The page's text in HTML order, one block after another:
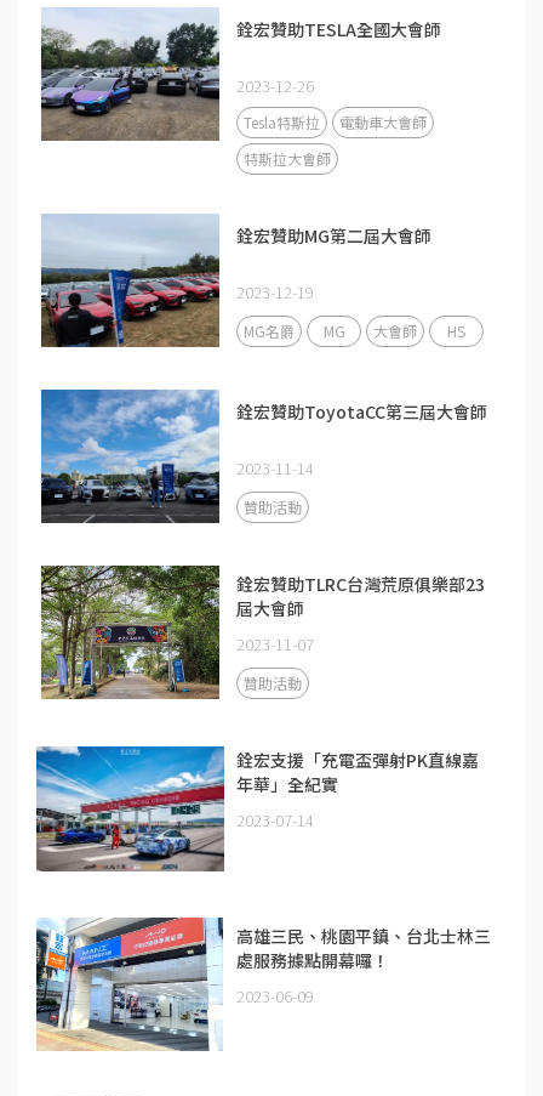
銓宏贊助TESLA全國大會師
2023-12-26
Tesla特斯拉
電動車大會師
特斯拉大會師
銓宏贊助MG第二屆大會師
2023-12-19
MG名爵 MG 大會師 HS
銓宏贊助ToyotaCC第三屆大會師
2023-11-14
贊助活動
銓宏贊助TLRC台灣荒原俱樂部23
屆大會師
2023-11-07
贊助活動
銓宏支援「充電盃彈射PK直線嘉
年華」全紀實
2023-07-14
高雄三民、桃園平鎮、台北士林三
處服務據點開幕囉！
2023-06-09